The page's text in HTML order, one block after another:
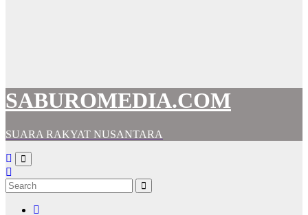
SABUROMEDIA.COM
SUARA RAKYAT NUSANTARA